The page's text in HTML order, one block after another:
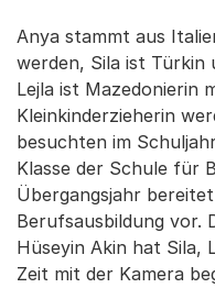
Anya stammt aus
werden, Sila ist Türkin
Lejla ist Mazedonierin
Kleinkinderzieherin
besuchten im
Klasse der Schule für
Übergangsjahr
Berufsausbildung vor.
Hüseyin Akin hat Sila,
Zeit mit der Kamera